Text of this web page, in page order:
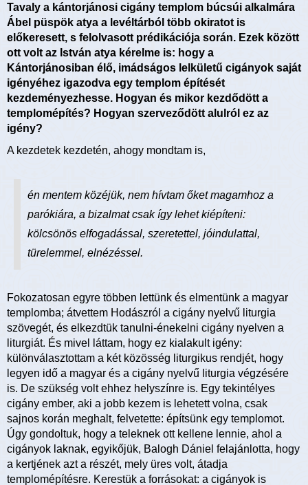
Tavaly a kántorjánosi cigány templom búcsúi alkalmára
Ábel püspök atya a levéltárból több okiratot is
előkeresett, s felolvasott prédikációja során. Ezek között
ott volt az István atya kérelme is: hogy a
Kántorjánosiban élő, imádságos lelkületű cigányok saját
igényéhez igazodva egy templom építését
kezdeményezhesse. Hogyan és mikor kezdődött a
templomépítés? Hogyan szerveződött alulról ez az
igény?
A kezdetek kezdetén, ahogy mondtam is,
én mentem közéjük, nem hívtam őket magamhoz a
parókiára, a bizalmat csak így lehet kiépíteni:
kölcsönös elfogadással, szeretettel, jóindulattal,
türelemmel, elnézéssel.
Fokozatosan egyre többen lettünk és elmentünk a magyar
templomba; átvettem Hodászról a cigány nyelvű liturgia
szövegét, és elkezdtük tanulni-énekelni cigány nyelven a
liturgiát. És mivel láttam, hogy ez kialakult igény:
különválasztottam a két közösség liturgikus rendjét, hogy
legyen idő a magyar és a cigány nyelvű liturgia végzésére
is. De szükség volt ehhez helyszínre is. Egy tekintélyes
cigány ember, aki a jobb kezem is lehetett volna, csak
sajnos korán meghalt, felvetette: építsünk egy templomot.
Úgy gondoltuk, hogy a teleknek ott kellene lennie, ahol a
cigányok laknak, egyikőjük, Balogh Dániel felajánlotta, hogy
a kertjének azt a részét, mely üres volt, átadja
templomépítésre. Kerestük a forrásokat: a cigányok is